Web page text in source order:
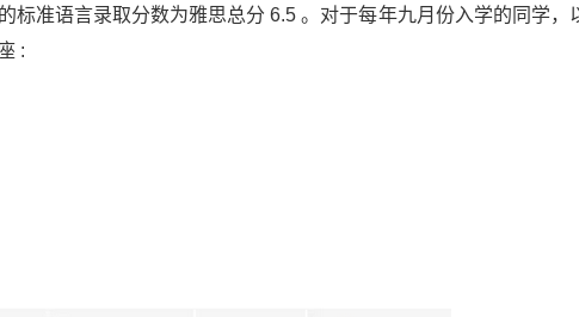
标准语言录取分数为雅思总分 6.5 。对于每年九月份入学的同学，
: